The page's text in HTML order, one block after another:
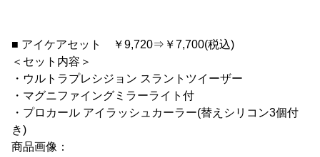
■ アイケアセット ￥9,720⇒￥7,700(税込)
＜セット内容＞
・ウルトラプレシジョン スラントツイーザー
・マグニファイングミラーライト付
・プロカール アイラッシュカーラー(替えシリコン3個付
き)
商品画像：